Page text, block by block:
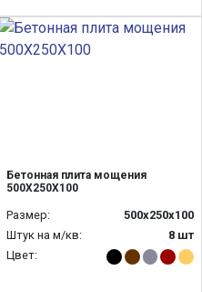
Бетонная плита мощения
500Х250Х100
Размер:
500х250х100
Штук на м/кв:
8 шт
Цвет: